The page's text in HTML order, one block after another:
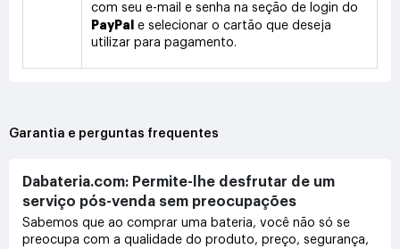
com seu e-mail e senha na seção de login do
PayPal
e selecionar o cartão que deseja
utilizar para pagamento.
Garantia e perguntas frequentes
Dabateria.com: Permite-lhe desfrutar de um
serviço pós-venda sem preocupações
Sabemos que ao comprar uma bateria, você não só se
preocupa com a qualidade do produto, preço, segurança,